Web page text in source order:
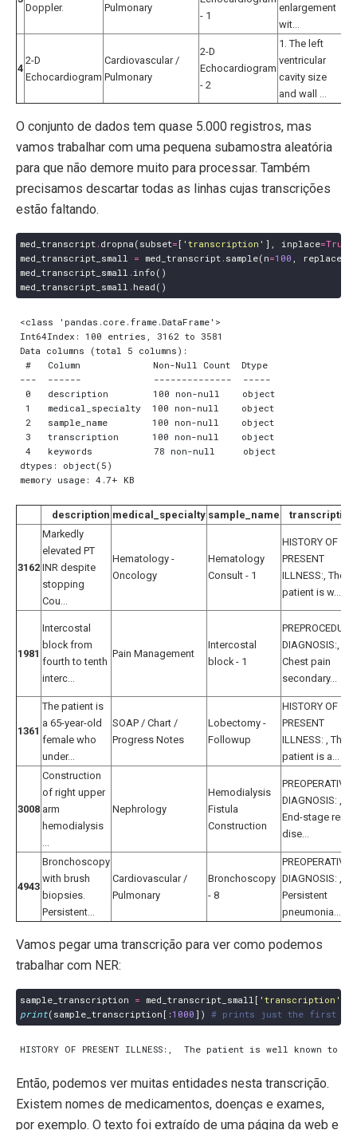
Doppler. Pulmonary
- 1
enlargement
wit...
4
2-D
Echocardiogram
Cardiovascular /
Pulmonary
2-D
Echocardiogram
- 2
1. The left
ventricular
cavity size
and wall ...
O conjunto de dados tem quase 5.000 registros, mas
vamos trabalhar com uma pequena subamostra aleatória
para que não demore muito para processar. Também
precisamos descartar todas as linhas cujas transcrições
estão faltando.
med_transcript . dropna ( subset= [ 'transcription' ], inplace=True
med_transcript_small = med_transcript . sample( n=100 , replace
med_transcript_small . info ()
med_transcript_small . head ()
<class 'pandas.core.frame.DataFrame'>
Int64Index: 100 entries, 3162 to 3581
Data columns (total 5 columns):
#   Column             Non-Null Count  Dtype
---  ------             --------------  -----
0   description        100 non-null    object
1   medical_specialty  100 non-null    object
2   sample_name        100 non-null    object
3   transcription      100 non-null    object
4   keywords           78 non-null     object
dtypes: object(5)
description medical_specialty sample_name transcription
3162
Markedly
elevated PT
INR despite
stopping
Cou...
Hematology -
Oncology
Hematology
Consult - 1
HISTORY OF
PRESENT
ILLNESS:, The
patient is w...
1981
Intercostal
block from
fourth to tenth
interc...
Pain Management
Intercostal
block - 1
PREPROCEDURE
DIAGNOSIS:,
Chest pain
secondary...
1361
The patient is
a 65-year-old
female who
under...
SOAP / Chart /
Progress Notes
Lobectomy -
Followup
HISTORY OF
PRESENT
ILLNESS: , The
patient is a...
3008
Construction
of right upper
arm
hemodialysis
Nephrology
Hemodialysis
Fistula
Construction
PREOPERATIVE
DIAGNOSIS: ,
End-stage renal
dise...
4943
Bronchoscopy
with brush
biopsies.
Persistent...
Cardiovascular /
Pulmonary
Bronchoscopy
- 8
PREOPERATIVE
DIAGNOSIS: ,
Persistent
pneumonia...
Vamos pegar uma transcrição para ver como podemos
trabalhar com NER:
sample_transcription = med_transcript_small [ 'transcription'
print( sample_transcription [:1000 ]) # prints just the first
Então, podemos ver muitas entidades nesta transcrição.
Existem nomes de medicamentos, doenças e exames,
por exemplo. O texto foi extraído de uma página da web e